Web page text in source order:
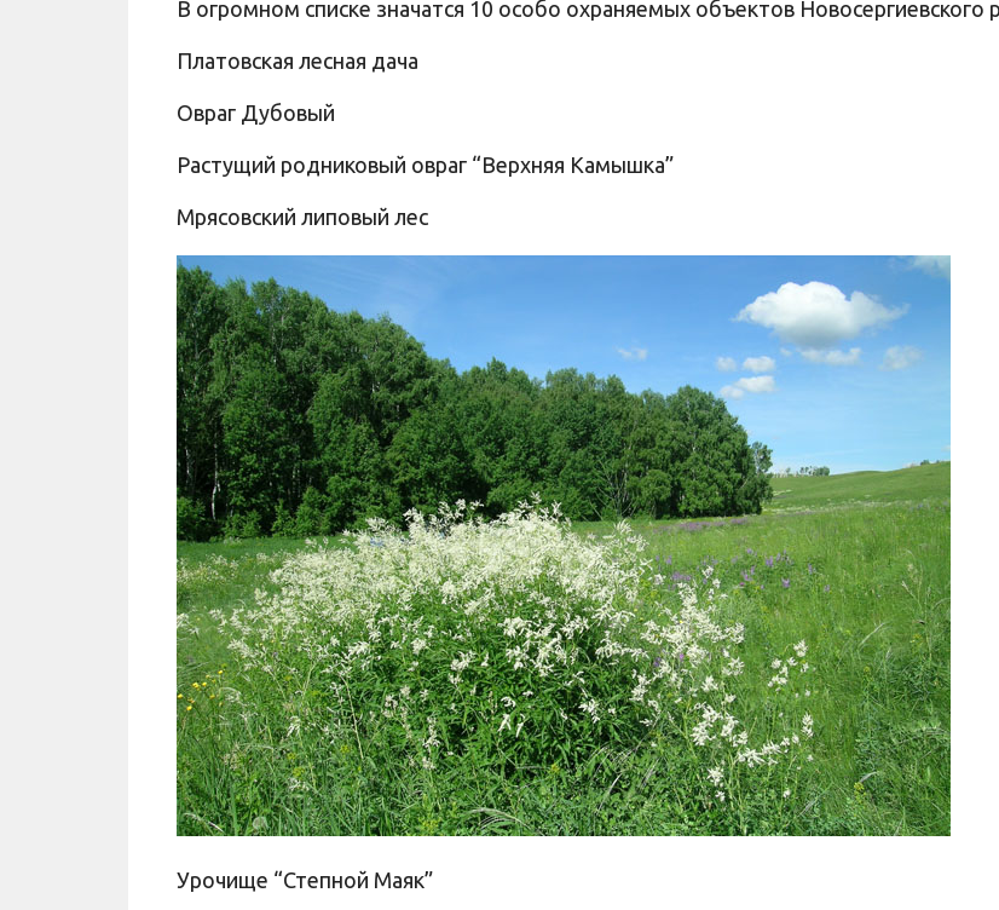
В огромном списке значатся 10 особо охраняемых объектов Новосергиевского
Платовская лесная дача
Овраг Дубовый
Растущий родниковый овраг “Верхняя Камышка”
Мрясовский липовый лес
Урочище “Степной Маяк”